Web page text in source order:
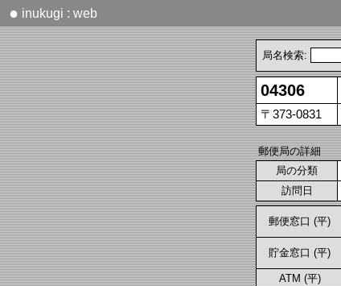
● inukugi : web
局名検索:
04306
〒373-0831
郵便局の詳細
局の分類
訪問日
郵便窓口 (平)
貯金窓口 (平)
ATM (平)